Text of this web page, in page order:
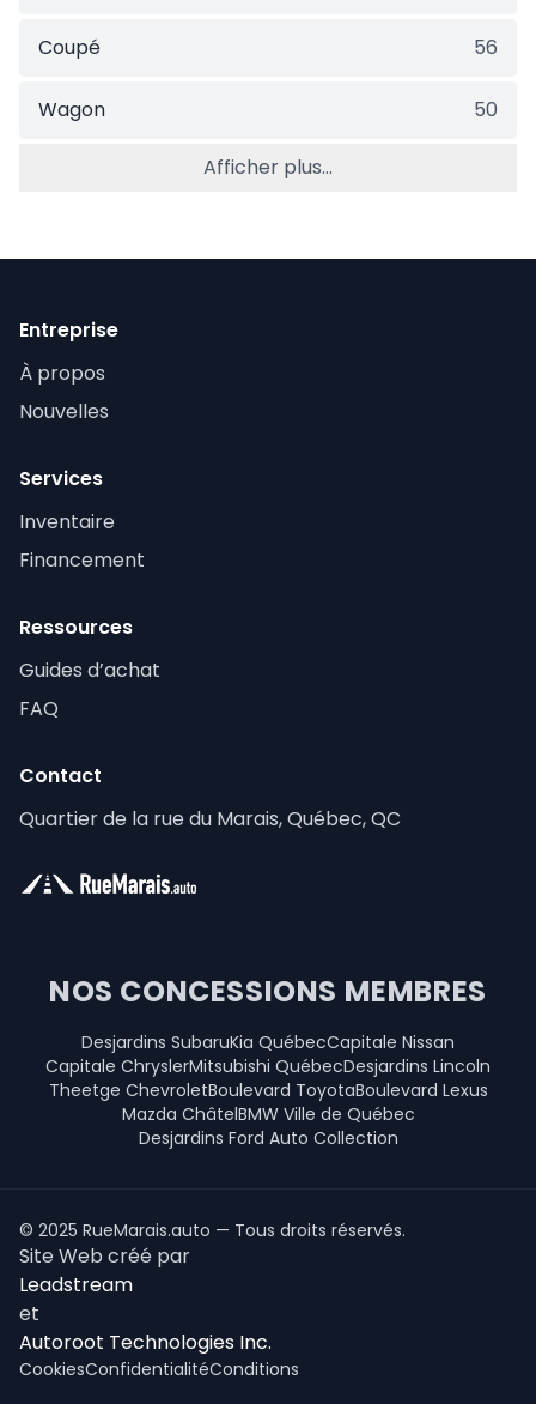
Coupé 56
Wagon 50
Afficher plus...
Entreprise
À propos
Nouvelles
Services
Inventaire
Financement
Ressources
Guides d’achat
FAQ
Contact
Quartier de la rue du Marais, Québec, QC
NOS CONCESSIONS MEMBRES
Desjardins SubaruKia QuébecCapitale Nissan
Capitale ChryslerMitsubishi QuébecDesjardins Lincoln
Theetge ChevroletBoulevard ToyotaBoulevard Lexus
Mazda ChâtelBMW Ville de Québec
Desjardins Ford Auto Collection
© 2025 RueMarais.auto — Tous droits réservés.
Site Web créé par
Leadstream
et
Autoroot Technologies Inc.
CookiesConfidentialitéConditions